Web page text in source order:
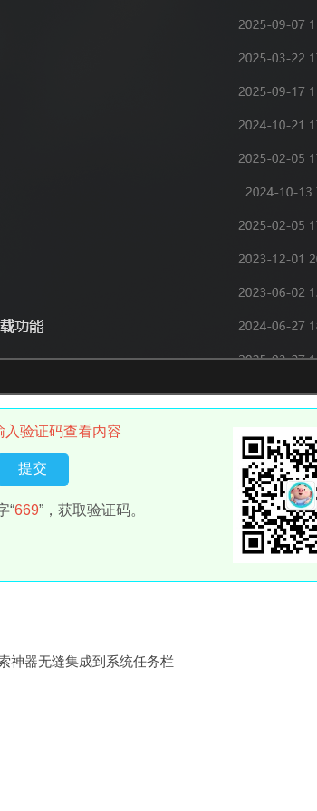
入验证码查看内容
“669”，获取验证码。
神器无缝集成到系统任务栏